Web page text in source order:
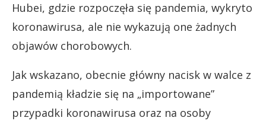
Hubei, gdzie rozpoczęła się pandemia, wykryto
koronawirusa, ale nie wykazują one żadnych
objawów chorobowych.
Jak wskazano, obecnie główny nacisk w walce z
pandemią kładzie się na „importowane”
przypadki koronawirusa oraz na osoby